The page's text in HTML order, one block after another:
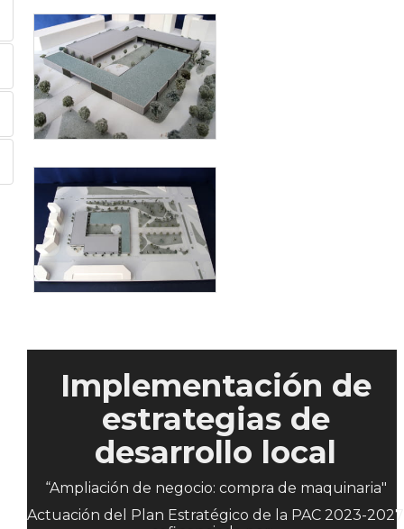
Implementación de
estrategias de
desarrollo local
“Ampliación de negocio: compra de maquinaria"
Actuación del Plan Estratégico de la PAC 2023-2027